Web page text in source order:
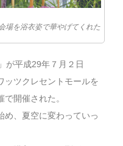
場を浴衣姿で華やげてくれた
が平成29年７月２日
ッツクレセントモールを
開催された。
め、夏空に変わっていっ